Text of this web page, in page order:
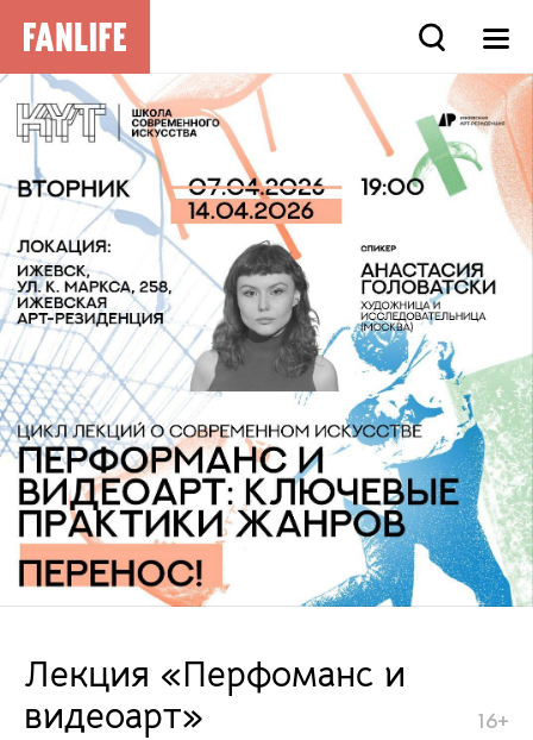
Лекция «Перфоманс и
видеоарт»
16+